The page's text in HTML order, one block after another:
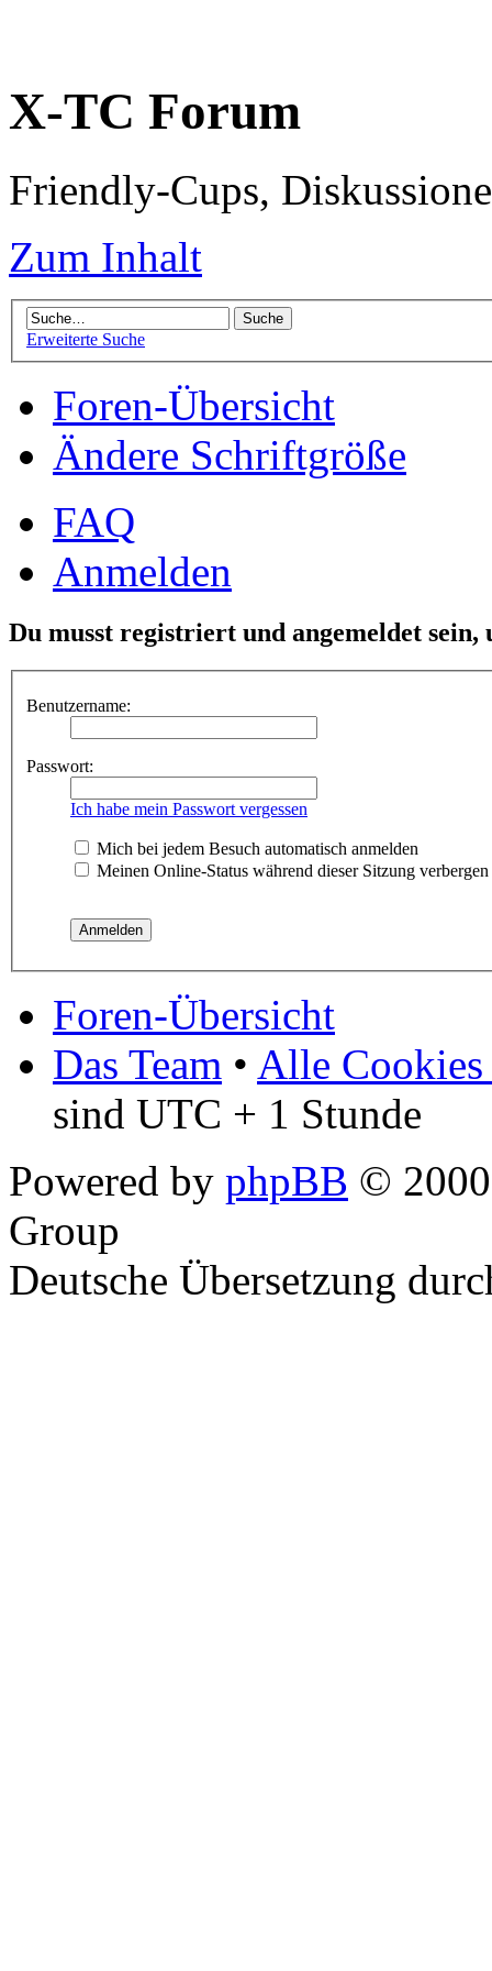
X-TC Forum
Friendly-Cups,
Zum Inhalt
Erweiterte Suche
Foren-Übersicht
Ändere Schriftgröße
FAQ
Anmelden
Du musst registriert und angemeldet
Benutzername:
Passwort:
Ich habe mein Passwort vergessen
Mich bei jedem Besuch automatisch anmelden
Meinen Online-Status während dieser Sitzung verbergen
Foren-Übersicht
Das Team • Alle Cookies
sind UTC + 1 Stunde
Powered by phpBB ©
Group
Deutsche Übersetzung